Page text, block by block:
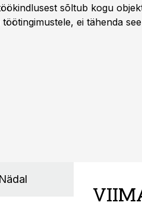
sõltub kogu
ei tähenda
Nädal